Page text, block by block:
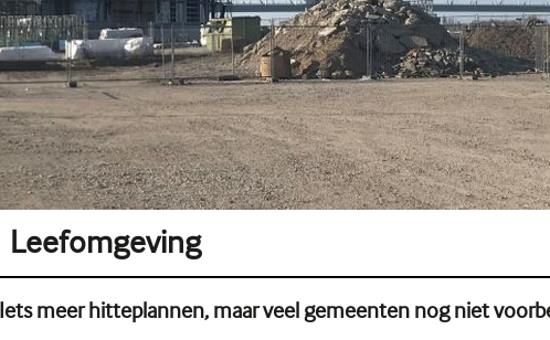
Leefomgeving
Iets meer hitteplannen, maar veel gemeenten nog niet